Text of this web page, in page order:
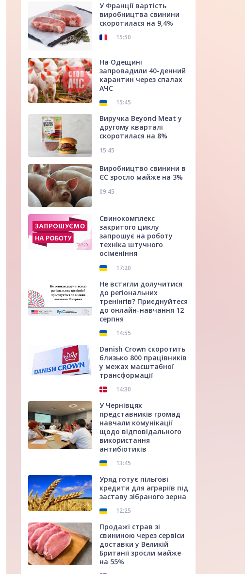
У Франції вартість
виробництва свинини
скоротилася на 9,4%
15:50
На Одещині
запровадили 40-денний
карантин через спалах
АЧС
15:45
Виручка Beyond Meat у
другому кварталі
скоротилася на 8%
15:45
Виробництво свинини в
ЄС зросло майже на 3%
09:45
Свинокомплекс
закритого циклу
запрошує на роботу
техніка штучного
осіменіння
17:20
Не встигли долучитися
до регіональних
тренінгів? Приєднуйтеся
до онлайн-навчання 12
серпня
14:55
Danish Crown скоротить
близько 800 працівників
у межах масштабної
трансформації
14:30
У Чернівцях
представників громад
навчали комунікації
щодо відповідального
використання
антибіотиків
13:45
Уряд готує пільгові
кредити для аграріїв під
заставу зібраного зерна
12:25
Продажі страв зі
свининою через сервіси
доставки у Великій
Британії зросли майже
на 55%